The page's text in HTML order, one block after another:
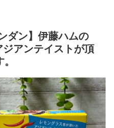
ダン】伊藤ハムの
アンテイストが頂